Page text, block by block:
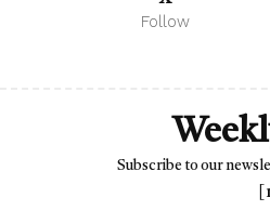
Follow
Subscribe to our